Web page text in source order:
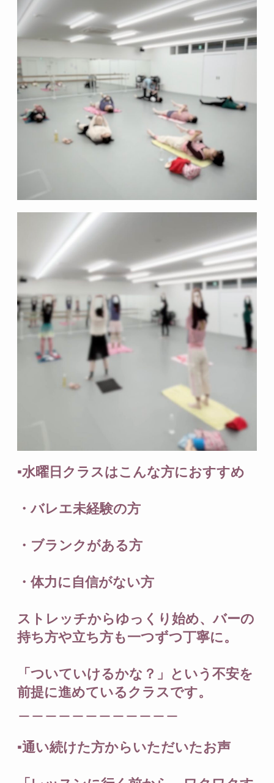
▪️水曜日クラスはこんな方におすすめ
・バレエ未経験の方
・ブランクがある方
・体力に自信がない方
ストレッチからゆっくり始め、バーの
持ち方や立ち方も一つずつ丁寧に。
「ついていけるかな？」という不安を
前提に進めているクラスです。
▪️通い続けた方からいただいたお声